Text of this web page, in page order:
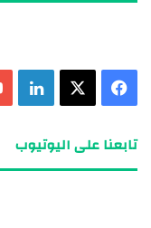
تابعنا على اليوتيوب